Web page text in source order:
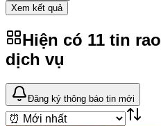
Xem kết quả
Hiện có 11 tin rao
dịch vụ
Đăng ký thông báo tin mới